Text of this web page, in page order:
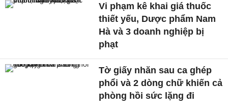
Vi phạm kê khai giá thuốc
thiết yếu, Dược phẩm Nam
Hà và 3 doanh nghiệp bị
phạt
Tờ giấy nhăn sau ca ghép
phổi và 2 dòng chữ khiến cả
phòng hồi sức lặng đi